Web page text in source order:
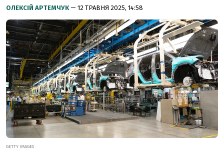
ОЛЕКСІЙ АРТЕМЧУК — 12 ТРАВНЯ 2025, 14:58
GETTY IMAGES